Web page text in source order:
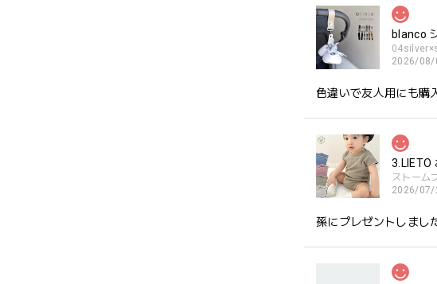
blanco
2026/08/
色違いで友人用にも購
3.LIETO
ストーム
2026/07/
孫にプレゼントしまし